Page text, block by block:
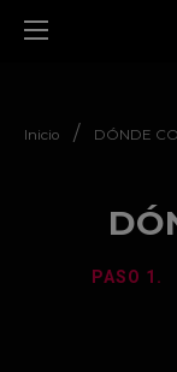
Inicio / DÓNDE
PASO 1.